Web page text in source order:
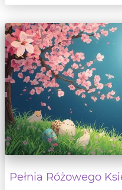
Pełnia Różowego